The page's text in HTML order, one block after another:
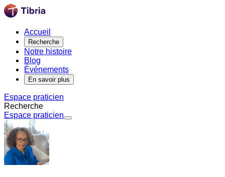
Accueil
Recherche
Notre histoire
Blog
Événements
En savoir plus
Espace praticien
Recherche
Espace praticien